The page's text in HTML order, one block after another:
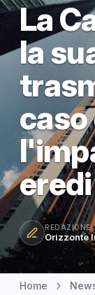
La
la
caso
eredi
REDAZIONE
Orizzonte
Home